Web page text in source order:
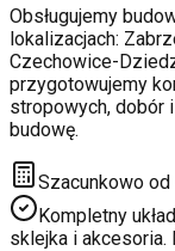
Obsługujemy
lokalizacjach:
Czechowice-
przygotowujemy
stropowych, dobór
budowę.
Szacunkowo
Kompletny
sklejka i